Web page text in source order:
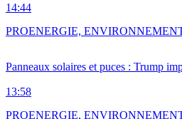
14:44
Panneaux solaires et puces : Trump
13:58
PROENERGIE,
PROENERGIE,